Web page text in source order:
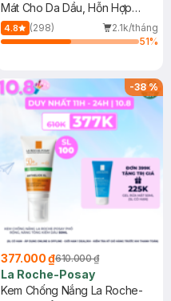
Mát Cho Da Dầu, Hỗn Hợp
400ml
4.8 (298)
2.1k/tháng
51%
-38%
377.000 ₫610.000 ₫
La Roche-Posay
Kem Chống Nắng La Roche-